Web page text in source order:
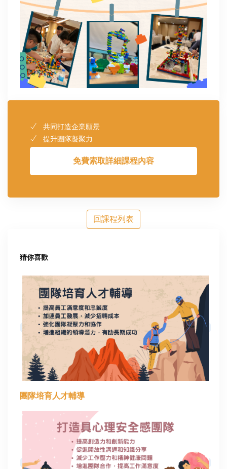
共同打造企業願景
提升團隊凝聚力
免費索取詳細課程內容
回課程列表
猜你喜歡
團隊培育人才輔導